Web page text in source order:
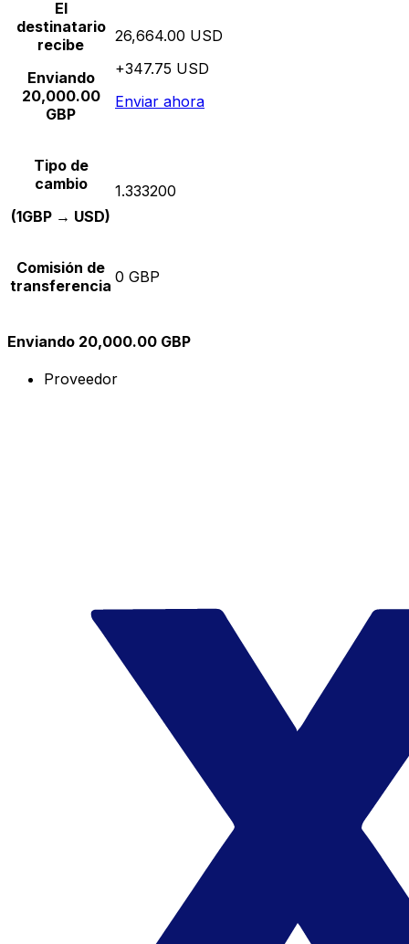
El
destinatario
recibe
Enviando
20,000.00
GBP
26,664.00 USD
+347.75 USD
Enviar ahora
Tipo de
cambio
(1GBP → USD)
1.333200
Comisión de
transferencia 0 GBP
Enviando 20,000.00 GBP
Proveedor